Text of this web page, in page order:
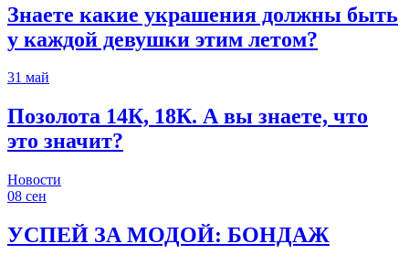
Знаете какие украшения должны быть
у каждой девушки этим летом?
31 май
Позолота 14К, 18К. А вы знаете, что
это значит?
Новости
08 сен
УСПЕЙ ЗА МОДОЙ: БОНДАЖ